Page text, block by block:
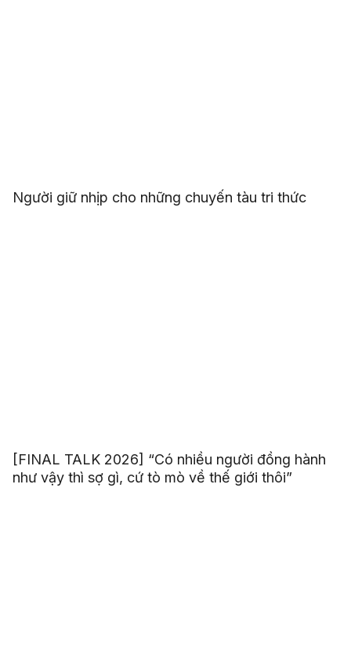
Người giữ nhịp cho những chuyến tàu tri thức
[FINAL TALK 2026] “Có nhiều người đồng hành
như vậy thì sợ gì, cứ tò mò về thế giới thôi”